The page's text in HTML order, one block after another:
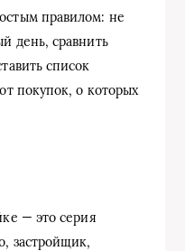
правилом: не
день, сравнить
список
покупок, о которых
— это серия
застройщик,